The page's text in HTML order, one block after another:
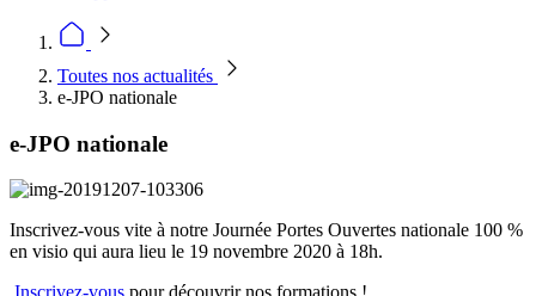
Toutes nos actualités
e-JPO nationale
e-JPO nationale
Inscrivez-vous vite à notre Journée Portes Ouvertes nationale 100 %
en visio qui aura lieu le 19 novembre 2020 à 18h.